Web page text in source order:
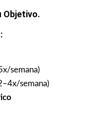
Objetivo.
semana)
semana)